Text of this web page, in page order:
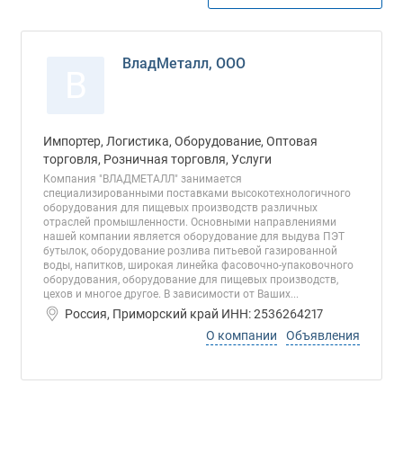
ВладМеталл, ООО
Импортер, Логистика, Оборудование, Оптовая
торговля, Розничная торговля, Услуги
Компания "ВЛАДМЕТАЛЛ" занимается
специализированными поставками высокотехнологичного
оборудования для пищевых производств различных
отраслей промышленности. Основными направлениями
нашей компании является оборудование для выдува ПЭТ
бутылок, оборудование розлива питьевой газированной
воды, напитков, широкая линейка фасовочно-упаковочного
оборудования, оборудование для пищевых производств,
цехов и многое другое. В зависимости от Ваших...
Россия, Приморский край ИНН: 2536264217
О компании
Объявления